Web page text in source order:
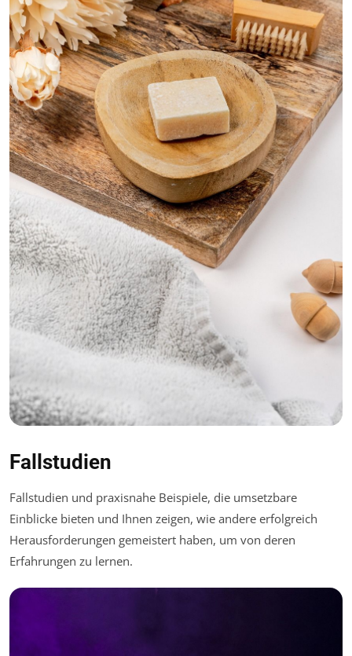
Fallstudien
Fallstudien und praxisnahe Beispiele, die umsetzbare
Einblicke bieten und Ihnen zeigen, wie andere erfolgreich
Herausforderungen gemeistert haben, um von deren
Erfahrungen zu lernen.